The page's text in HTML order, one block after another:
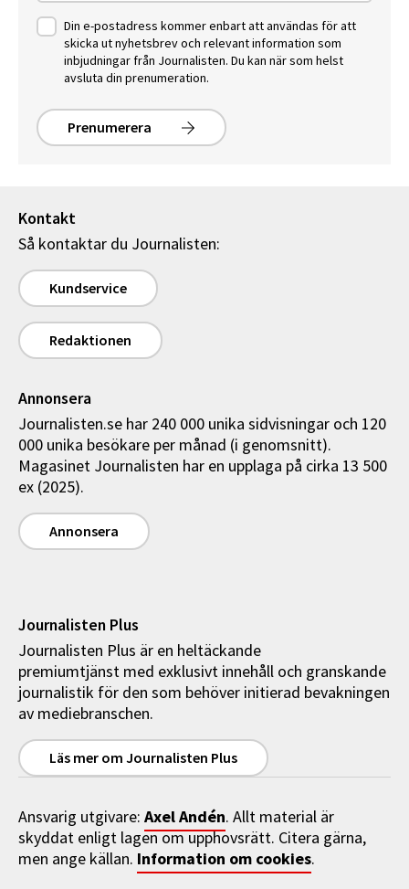
Din e-postadress kommer enbart att användas för att
skicka ut nyhetsbrev och relevant information som
inbjudningar från Journalisten. Du kan när som helst
avsluta din prenumeration.
Prenumerera
Kontakt
Så kontaktar du Journalisten:
Kundservice
Redaktionen
Annonsera
Journalisten.se har 240 000 unika sidvisningar och 120
000 unika besökare per månad (i genomsnitt).
Magasinet Journalisten har en upplaga på cirka 13 500
ex (2025).
Annonsera
Journalisten Plus
Journalisten Plus är en heltäckande
premiumtjänst med exklusivt innehåll och granskande
journalistik för den som behöver initierad bevakningen
av mediebranschen.
Läs mer om Journalisten Plus
Ansvarig utgivare: Axel Andén. Allt material är
skyddat enligt lagen om upphovsrätt. Citera gärna,
men ange källan. Information om cookies.